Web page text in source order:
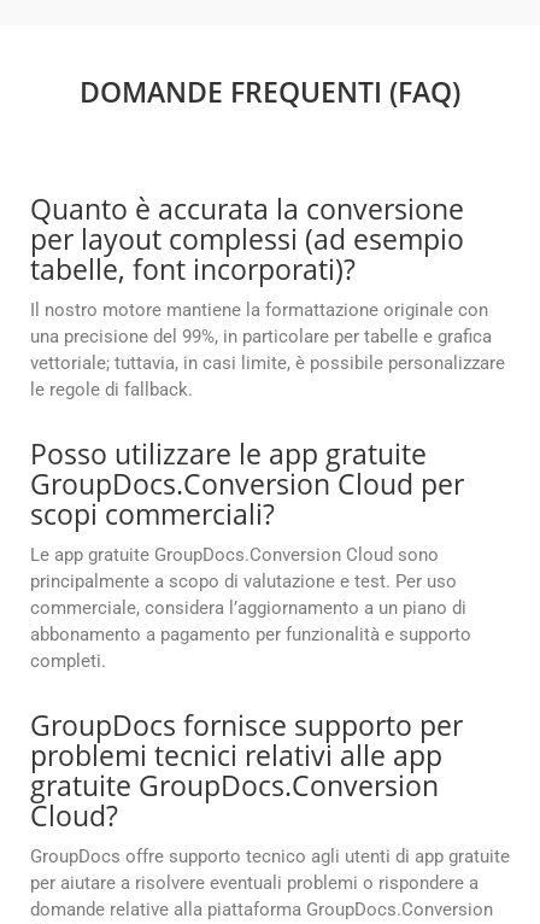
DOMANDE FREQUENTI (FAQ)
Quanto è accurata la conversione
per layout complessi (ad esempio
tabelle, font incorporati)?
Il nostro motore mantiene la formattazione originale con
una precisione del 99%, in particolare per tabelle e grafica
vettoriale; tuttavia, in casi limite, è possibile personalizzare
le regole di fallback.
Posso utilizzare le app gratuite
GroupDocs.Conversion Cloud per
scopi commerciali?
Le app gratuite GroupDocs.Conversion Cloud sono
principalmente a scopo di valutazione e test. Per uso
commerciale, considera l’aggiornamento a un piano di
abbonamento a pagamento per funzionalità e supporto
completi.
GroupDocs fornisce supporto per
problemi tecnici relativi alle app
gratuite GroupDocs.Conversion
Cloud?
GroupDocs offre supporto tecnico agli utenti di app gratuite
per aiutare a risolvere eventuali problemi o rispondere a
domande relative alla piattaforma GroupDocs.Conversion